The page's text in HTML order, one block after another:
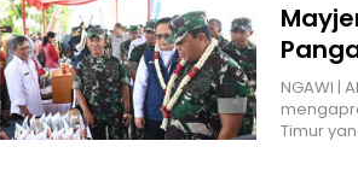
NGAWI |
Timur